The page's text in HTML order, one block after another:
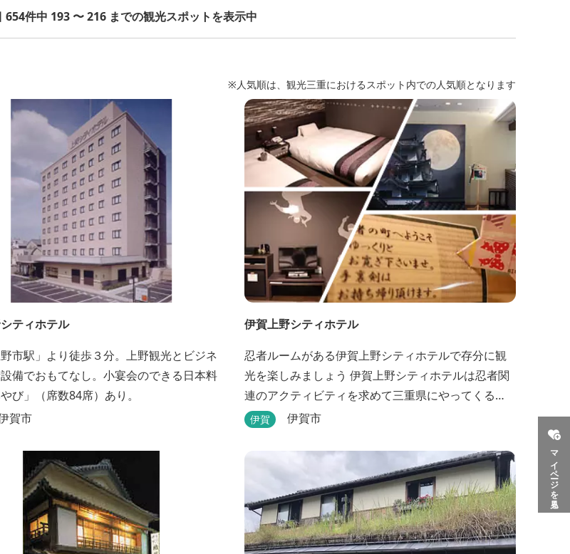
マイページを見る
654件中 193 〜 216 までの観光スポットを表示中
※人気順は、観光三重におけるスポット内での人気順となります
ティホテル
市駅」より徒歩３分。上野観光とビジネ
備でおもてなし。小宴会のできる日本料
び」（席数84席）あり。
賀市
伊賀上野シティホテル
忍者ルームがある伊賀上野シティホテルで存分に観
光を楽しみましょう 伊賀上野シティホテルは忍者関
連のアクティビティを求めて三重県にやってくる
人々に人気のホテルです。こちらのホテルには、忍
からトイレットペーパーに至るまで、忍者に関連し
たデザインモチーフがあしらわれています。 伊賀上
野城や伊賀流忍者博物館から徒歩わずか10分の位置
にあるこのホテ...
伊賀 伊賀市